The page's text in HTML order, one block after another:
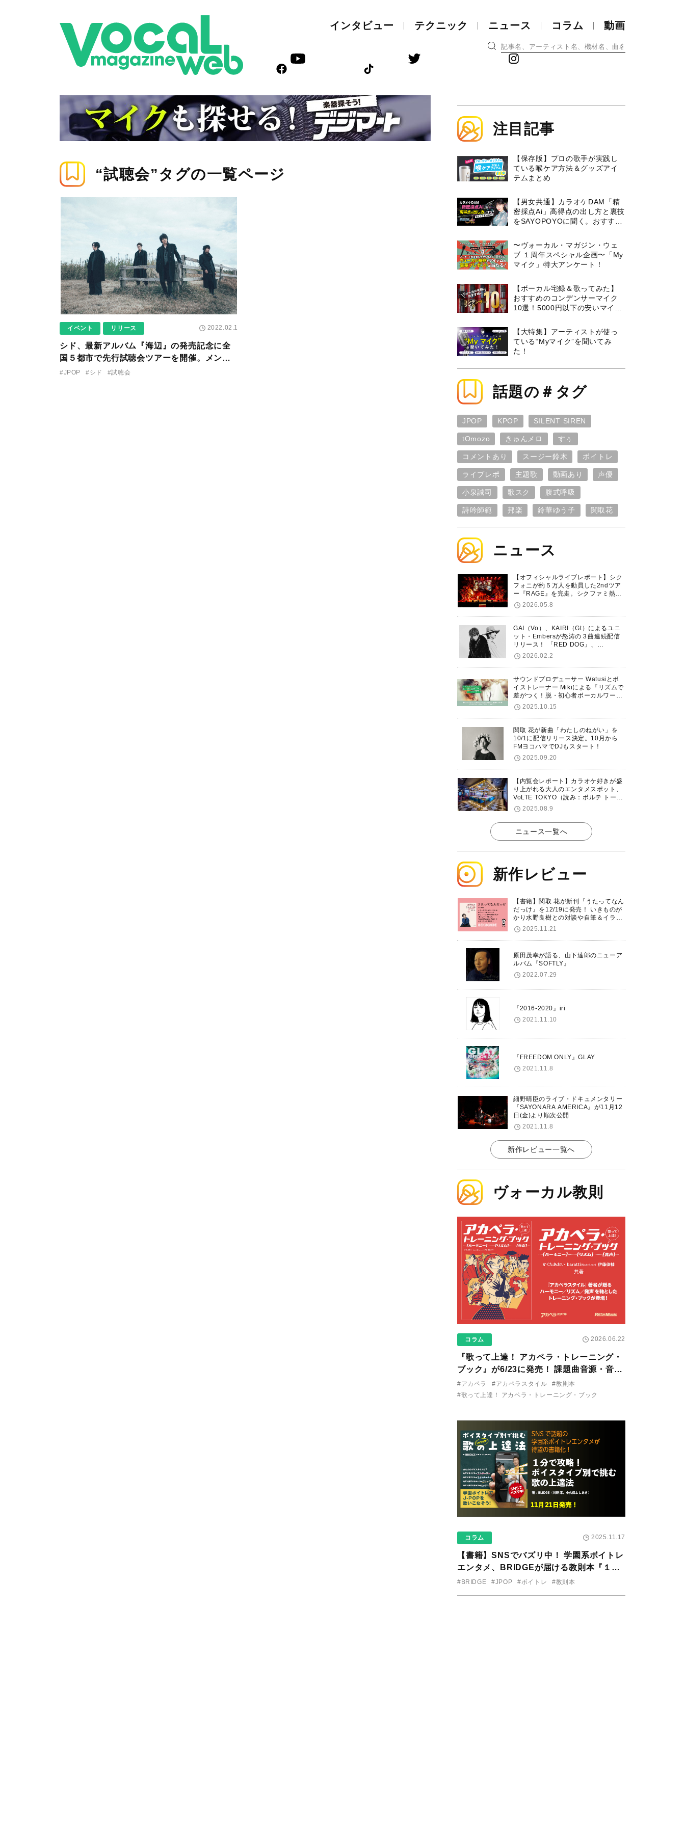
インタビュー テクニック ニュース コラム 動画
“試聴会”タグの一覧ページ
イベント リリース 2022.02.1
シド、最新アルバム『海辺』の発売記念に全
国５都市で先行試聴会ツアーを開催。メンバ
ーの登壇も！
#JPOP #シド #試聴会
注目記事
【保存版】プロの歌手が実践し
ている喉ケア⽅法＆グッズアイ
テムまとめ
【男女共通】カラオケDAM「精
密採点Ai」高得点の出し方と裏技
をSAYOPOYOに聞く。おすすめ
〜ヴォーカル・マガジン・ウェ
ブ １周年スペシャル企画〜「My
マイク」特大アンケート！
【ボーカル宅録＆歌ってみた】
おすすめのコンデンサーマイク
10選！5000円以下の安いマイク
【大特集】アーティストが使っ
ている“Myマイク”を聞いてみ
た！
話題の＃タグ
JPOP KPOP SILENT SIREN
tOmozo きゅんメロ すぅ
コメントあり スージー鈴木 ボイトレ
ライブレポ 主題歌 動画あり 声優
小泉誠司 歌スク 腹式呼吸
詩吟師範 邦楽 鈴華ゆう子 関取花
ニュース
【オフィシャルライブレポート】シク
フォニが約５万人を動員した2ndツア
ー『RAGE』を完走。シクファミ熱狂
のKアリーナ横浜ファイナル公演の模
様をお届け！
2026.05.8
GAI（Vo）、KAIRI（Gt）によるユニ
ット・Embersが怒涛の３曲連続配信
リリース！ 「RED DOG」、
「Untitled Hero」に続き、5thシング
ル「De-Marionette」のリリースを発
表！
2026.02.2
サウンドプロデューサー Watusiとボ
イストレーナー Mikiによる『リズムで
差がつく！脱・初心者ボーカルワーク
ショップ』が12/7に渋谷で開催！
2025.10.15
関取 花が新曲「わたしのねがい」を
10/1に配信リリース決定。10月から
FMヨコハマでDJもスタート！
2025.09.20
【内覧会レポート】カラオケ好きが盛
り上がれる大人のエンタメスポット、
VoLTE TOKYO（読み：ボルテ トーキ
ョー）が東京・品川に8/8グランドオ
ープン！
2025.08.9
ニュース一覧へ
新作レビュー
【書籍】関取 花が新刊『うたってなん
だっけ』を12/19に発売！ いきものが
かり水野良樹との対談や自筆＆イラス
トで綴る自分史も掲載。さらに自身の
誕生日12/18に渋谷で出版記念イベン
トを開催！
2025.11.21
原田茂幸が語る、山下達郎のニューア
ルバム『SOFTLY』
2022.07.29
『2016-2020』iri
2021.11.10
『FREEDOM ONLY』GLAY
2021.11.8
細野晴臣のライブ・ドキュメンタリー
『SAYONARA AMERICA』が11月12
日(金)より順次公開
2021.11.8
新作レビュー一覧へ
ヴォーカル教則
コラム 2026.06.22
『歌って上達！ アカペラ・トレーニング・
ブック』が6/23に発売！ 課題曲音源・音取
り用アプリを公開。
#アカペラ #アカペラスタイル
#教則本
#歌って上達！ アカペラ・トレーニング・ブック
コラム 2025.11.17
【書籍】SNSでバズリ中！ 学園系ボイトレ
エンタメ、BRIDGEが届ける教則本『１分
で攻略！ ボイスタイプ別で挑む歌の上達
#BRIDGE #JPOP #ボイトレ #教則本